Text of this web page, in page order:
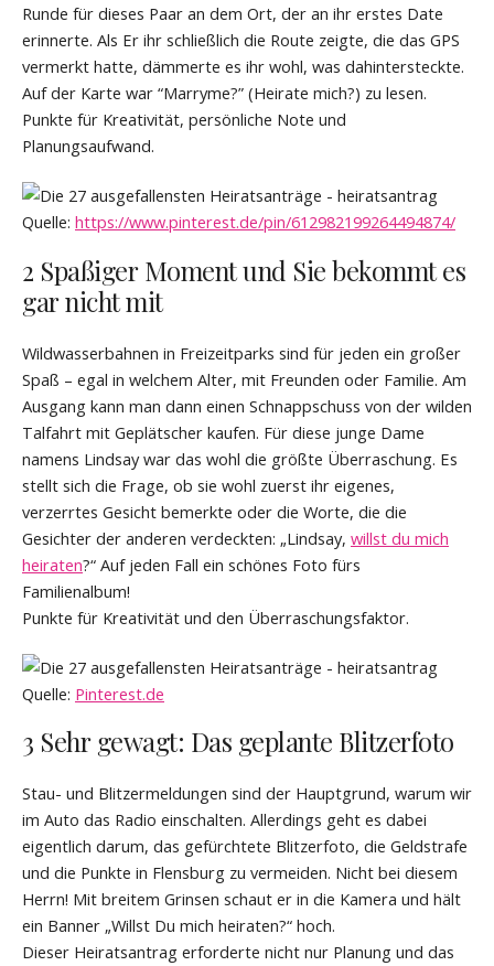
Runde für dieses Paar an dem Ort, der an ihr erstes Date
erinnerte. Als Er ihr schließlich die Route zeigte, die das GPS
vermerkt hatte, dämmerte es ihr wohl, was dahintersteckte.
Auf der Karte war “Marryme?” (Heirate mich?) zu lesen.
Punkte für Kreativität, persönliche Note und
Planungsaufwand.
Quelle: https://www.pinterest.de/pin/612982199264494874/
2 Spaßiger Moment und Sie bekommt es
gar nicht mit
Wildwasserbahnen in Freizeitparks sind für jeden ein großer
Spaß – egal in welchem Alter, mit Freunden oder Familie. Am
Ausgang kann man dann einen Schnappschuss von der wilden
Talfahrt mit Geplätscher kaufen. Für diese junge Dame
namens Lindsay war das wohl die größte Überraschung. Es
stellt sich die Frage, ob sie wohl zuerst ihr eigenes,
verzerrtes Gesicht bemerkte oder die Worte, die die
Gesichter der anderen verdeckten: „Lindsay, willst du mich
heiraten?“ Auf jeden Fall ein schönes Foto fürs
Familienalbum!
Punkte für Kreativität und den Überraschungsfaktor.
Quelle: Pinterest.de
3 Sehr gewagt: Das geplante Blitzerfoto
Stau- und Blitzermeldungen sind der Hauptgrund, warum wir
im Auto das Radio einschalten. Allerdings geht es dabei
eigentlich darum, das gefürchtete Blitzerfoto, die Geldstrafe
und die Punkte in Flensburg zu vermeiden. Nicht bei diesem
Herrn! Mit breitem Grinsen schaut er in die Kamera und hält
ein Banner „Willst Du mich heiraten?“ hoch.
Dieser Heiratsantrag erforderte nicht nur Planung und das